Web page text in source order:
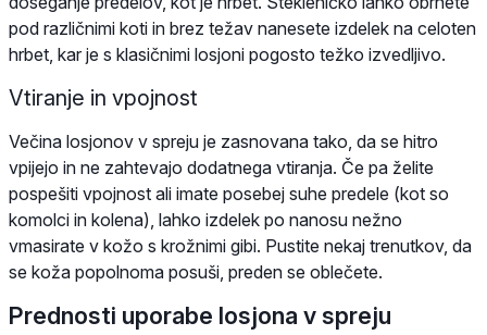
pod različnimi koti in brez težav nanesete izdelek na celoten
hrbet, kar je s klasičnimi losjoni pogosto težko izvedljivo.
Vtiranje in vpojnost
Večina losjonov v spreju je zasnovana tako, da se hitro
vpijejo in ne zahtevajo dodatnega vtiranja. Če pa želite
pospešiti vpojnost ali imate posebej suhe predele (kot so
komolci in kolena), lahko izdelek po nanosu nežno
vmasirate v kožo s krožnimi gibi. Pustite nekaj trenutkov, da
se koža popolnoma posuši, preden se oblečete.
Prednosti uporabe losjona v spreju